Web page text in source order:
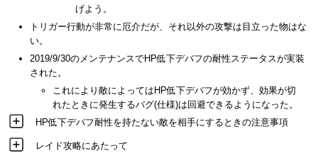
げよう。
トリガー行動が非常に厄介だが、それ以外の攻撃は目立った物はな
い。
2019/9/30のメンテナンスでHP低下デバフの耐性ステータスが実装
された。
これにより敵によってはHP低下デバフが効かず、効果が切
れたときに発生するバグ(仕様)は回避できるようになった。
HP低下デバフ耐性を持たない敵を相手にするときの注意事項
レイド攻略にあたって